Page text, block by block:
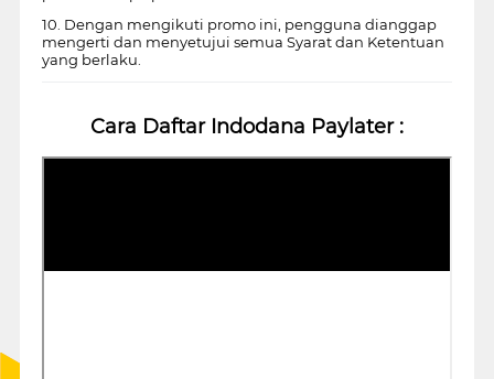
10. Dengan mengikuti promo ini, pengguna dianggap
mengerti dan menyetujui semua Syarat dan Ketentuan
yang berlaku.
Cara Daftar Indodana Paylater :